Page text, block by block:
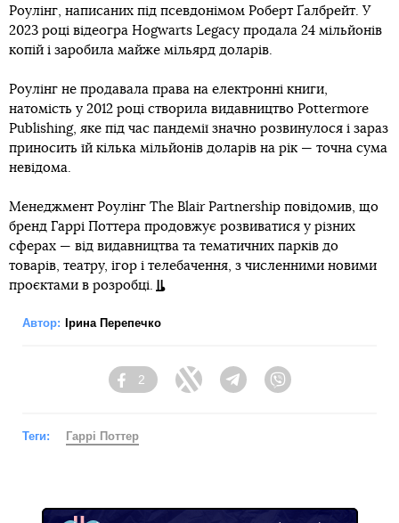
Роулінг, написаних під псевдонімом Роберт Ґалбрейт. У
2023 році відеогра Hogwarts Legacy продала 24 мільйонів
копій і заробила майже мільярд доларів.
Роулінг не продавала права на електронні книги,
натомість у 2012 році створила видавництво Pottermore
Publishing, яке під час пандемії значно розвинулося і зараз
приносить їй кілька мільйонів доларів на рік — точна сума
невідома.
Менеджмент Роулінг The Blair Partnership повідомив, що
бренд Гаррі Поттера продовжує розвиватися у різних
сферах — від видавництва та тематичних парків до
товарів, театру, ігор і телебачення, з численними новими
проєктами в розробці.
Автор: Ірина Перепечко
Facebook
2
Twitter Telegram
Теги: Гаррі Поттер